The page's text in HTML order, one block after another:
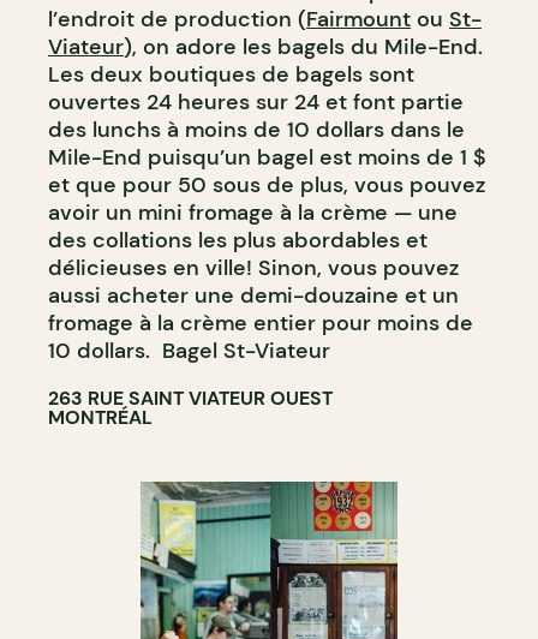
l’endroit de production (Fairmount ou St-
Viateur), on adore les bagels du Mile-End.
Les deux boutiques de bagels sont
ouvertes 24 heures sur 24 et font partie
des lunchs à moins de 10 dollars dans le
Mile-End puisqu’un bagel est moins de 1 $
et que pour 50 sous de plus, vous pouvez
avoir un mini fromage à la crème — une
des collations les plus abordables et
délicieuses en ville! Sinon, vous pouvez
aussi acheter une demi-douzaine et un
fromage à la crème entier pour moins de
10 dollars. Bagel St-Viateur
263 RUE SAINT VIATEUR OUEST
MONTRÉAL